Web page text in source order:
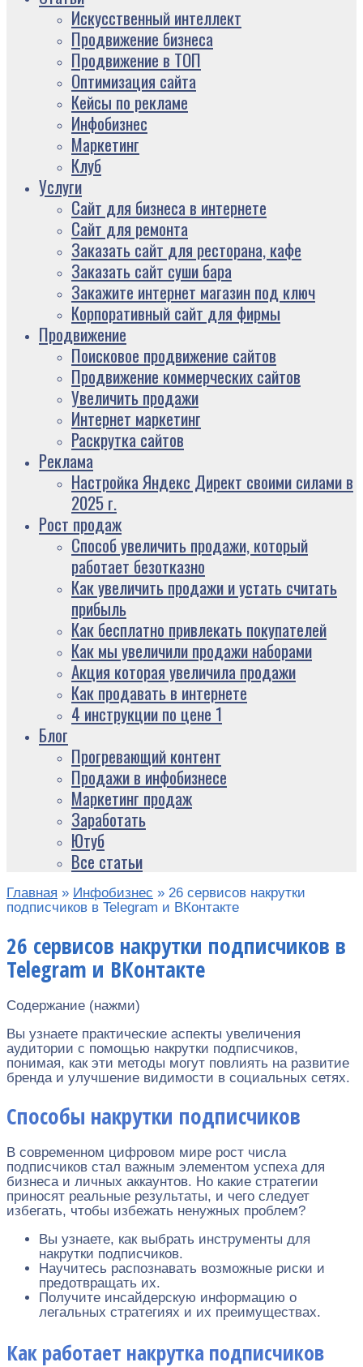
Искусственный интеллект
Продвижение бизнеса
Продвижение в ТОП
Оптимизация сайта
Кейсы по рекламе
Инфобизнес
Маркетинг
Клуб
Услуги
Сайт для бизнеса в интернете
Сайт для ремонта
Заказать сайт для ресторана, кафе
Заказать сайт суши бара
Закажите интернет магазин под ключ
Корпоративный сайт для фирмы
Продвижение
Поисковое продвижение сайтов
Продвижение коммерческих сайтов
Увеличить продажи
Интернет маркетинг
Раскрутка сайтов
Реклама
Настройка Яндекс Директ своими силами в
2025 г.
Рост продаж
Способ увеличить продажи, который
работает безотказно
Как увеличить продажи и устать считать
прибыль
Как бесплатно привлекать покупателей
Как мы увеличили продажи наборами
Акция которая увеличила продажи
Как продавать в интернете
4 инструкции по цене 1
Блог
Прогревающий контент
Продажи в инфобизнесе
Маркетинг продаж
Заработать
Ютуб
Все статьи
Главная » Инфобизнес » 26 сервисов накрутки
подписчиков в Telegram и ВКонтакте
26 сервисов накрутки подписчиков в
Telegram и ВКонтакте
Содержание (нажми)
Вы узнаете практические аспекты увеличения
аудитории с помощью накрутки подписчиков,
понимая, как эти методы могут повлиять на развитие
бренда и улучшение видимости в социальных сетях.
Способы накрутки подписчиков
В современном цифровом мире рост числа
подписчиков стал важным элементом успеха для
бизнеса и личных аккаунтов. Но какие стратегии
приносят реальные результаты, и чего следует
избегать, чтобы избежать ненужных проблем?
Вы узнаете, как выбрать инструменты для
накрутки подписчиков.
Научитесь распознавать возможные риски и
предотвращать их.
Получите инсайдерскую информацию о
легальных стратегиях и их преимуществах.
Как работает накрутка подписчиков